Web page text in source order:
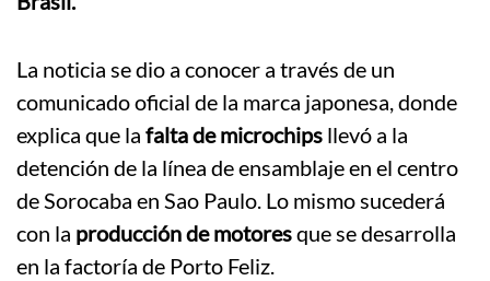
La noticia se dio a conocer a través de un
comunicado oficial de la marca japonesa, donde
explica que la falta de microchips llevó a la
detención de la línea de ensamblaje en el centro
de Sorocaba en Sao Paulo. Lo mismo sucederá
con la producción de motoresque se desarrolla
en la factoría de Porto Feliz.